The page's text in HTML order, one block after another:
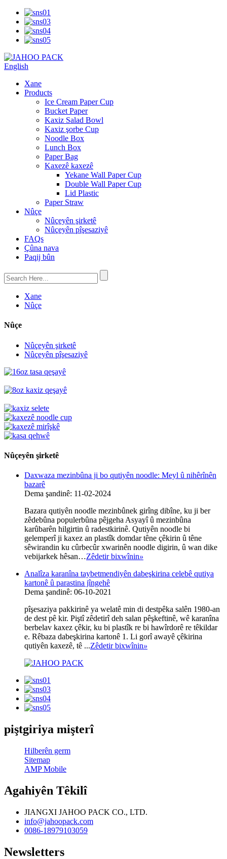
English
Xane
Products
Ice Cream Paper Cup
Bucket Paper
Kaxiz Salad Bowl
Kaxiz şorbe Cup
Noodle Box
Lunch Box
Paper Bag
Kaxezê kaxezê
Yekane Wall Paper Cup
Double Wall Paper Cup
Lid Plastic
Paper Straw
Nûçe
Nûçeyên şirketê
Nûçeyên pîşesaziyê
FAQs
Çûna nava
Paqij bûn
Xane
Nûçe
Nûçe
Nûçeyên şirketê
Nûçeyên pîşesaziyê
Nûçeyên şirketê
Daxwaza mezinbûna ji bo qutiyên noodle: Meyl û nihêrînên
bazarê
Dema şandinê: 11-02-2024
Bazara qutiyên noodle mezinbûnek girîng dibîne, ku ji ber
zêdebûna populerbûna pêjgeha Asyayî û mezinbûna
karûbarên hilgirtin û radestkirinê. Qutiyên noodle bi
gelemperî ji kaxez an plastîk domdar têne çêkirin û têne
sêwirandin ku cûrbecûr xwarinên noodle digirin, û wan dike
vebijarkek hêsan…Zêdetir bixwînin»
Analîza karanîna taybetmendiyên dabeşkirina celebê qutiya
kartonê û parastina jîngehê
Dema şandinê: 06-10-2021
pîşesaziya pakkirinê ya welatê min di destpêka salên 1980-an
de dest pê kir. Piştî zêdetirî deh salan pêşkeftinê, wê karanîna
berbelav kaxez çêkir, ku bi plastîk re bi hawîrdorê re têkildar
e. Rêbaza dabeşkirina kartonê 1. Li gorî awayê çêkirina
qutiyên kaxezê, tê ...Zêdetir bixwînin»
piştgiriya mişterî
Hilberên germ
Sitemap
AMP Mobile
Agahiyên Têkilî
JIANGXI JAHOO PACK CO., LTD.
info@jahoopack.com
0086-18979103059
Newsletters